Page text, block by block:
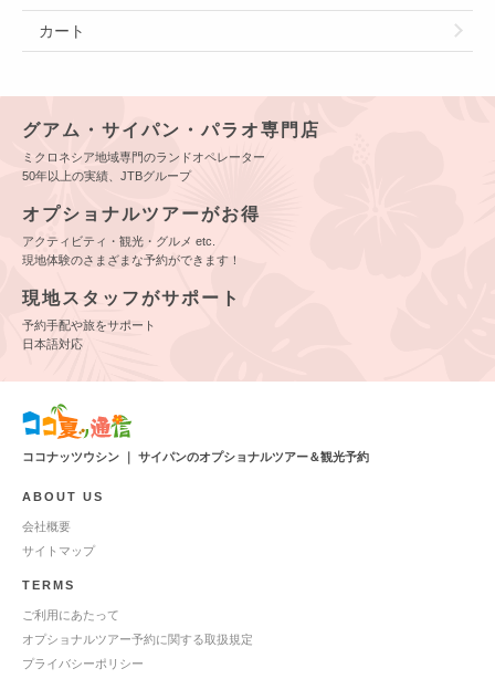
カート
グアム・サイパン・パラオ専門店
ミクロネシア地域専門のランドオペレーター
50年以上の実績、JTBグループ
オプショナルツアーがお得
アクティビティ・観光・グルメ etc.
現地体験のさまざまな予約ができます！
現地スタッフがサポート
予約手配や旅をサポート
日本語対応
ココナッツウシン ｜ サイパンのオプショナルツアー＆観光予約
ABOUT US
会社概要
サイトマップ
TERMS
ご利用にあたって
オプショナルツアー予約に関する取扱規定
プライバシーポリシー